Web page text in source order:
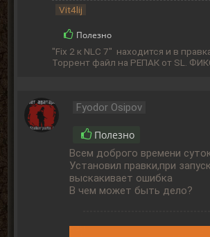
Vit4lij
Полезно
"Fix 2 к NLC 7" находится и в
Торрент файл на РЕПАК от SL.
Fyodor Osipov
Полезно
Всем доброго времени
Установил правки,при
выскакивает ошибка
В чем может быть дело?